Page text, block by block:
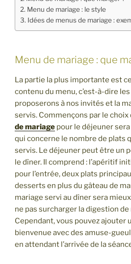
Menu de mariage : le style
Idées de menus de mariage :
Menu de mariage : que
La partie la plus importante est
contenu du menu, c’est-à-dire
proposerons à nos invités et la
servis. Commençons par le choix
de mariage pour le déjeuner
qui concerne le nombre de plats
servis. Le déjeuner peut être un
le dîner. Il comprend : l’apéritif
pour l’entrée, deux plats
desserts en plus du gâteau de
mariage servi au dîner sera
ne pas surcharger la digestion
Cependant, vous pouvez ajouter
bienvenue avec des amuse-
en attendant l’arrivée de la